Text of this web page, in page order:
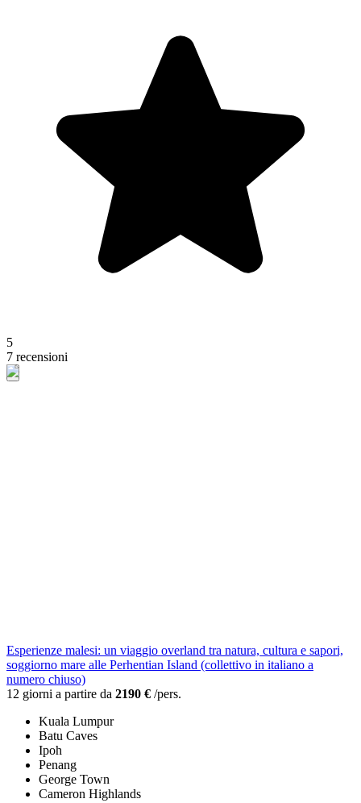
5
7 recensioni
Esperienze malesi: un viaggio overland tra natura, cultura e sapori,
soggiorno mare alle Perhentian Island (collettivo in italiano a
numero chiuso)
12 giorni a partire da 2190 € /pers.
Kuala Lumpur
Batu Caves
Ipoh
Penang
George Town
Cameron Highlands